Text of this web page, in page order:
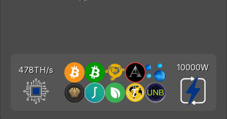
478TH/s 10000W